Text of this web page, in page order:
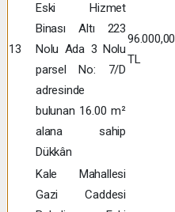
13
Eski Hizmet
Binası Altı 223
Nolu Ada 3 Nolu
parsel No: 7/D
adresinde
bulunan 16.00 m²
alana sahip
Dükkân
96.000,00
TL
Kale Mahallesi
Gazi Caddesi